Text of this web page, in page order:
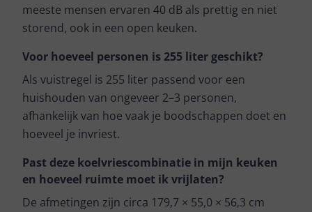
meeste mensen ervaren 40 dB als prettig en niet
storend, ook in een open keuken.
Voor hoeveel personen is 255 liter geschikt?
Als vuistregel is 255 liter passend voor een
huishouden van ongeveer 2–3 personen,
afhankelijk van hoe vaak je boodschappen doet en
hoeveel je invriest.
Past deze koelvriescombinatie in mijn keuken
en hoeveel ruimte moet ik vrijlaten?
De afmetingen zijn circa 179,7 × 55,0 × 56,3 cm